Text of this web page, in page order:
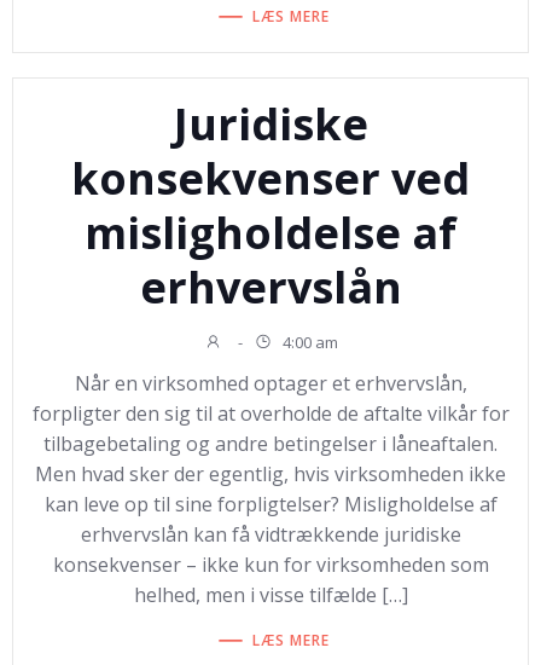
LÆS MERE
Juridiske
konsekvenser ved
misligholdelse af
erhvervslån
- 4:00 am
Når en virksomhed optager et erhvervslån,
forpligter den sig til at overholde de aftalte vilkår for
tilbagebetaling og andre betingelser i låneaftalen.
Men hvad sker der egentlig, hvis virksomheden ikke
kan leve op til sine forpligtelser? Misligholdelse af
erhvervslån kan få vidtrækkende juridiske
konsekvenser – ikke kun for virksomheden som
helhed, men i visse tilfælde […]
LÆS MERE